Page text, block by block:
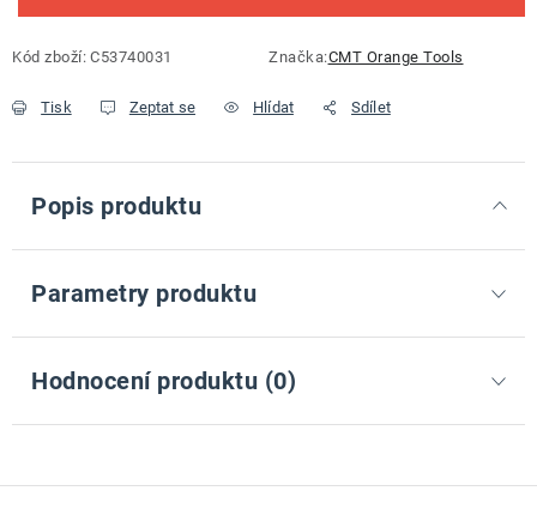
Kód zboží: C53740031 Značka:CMT Orange Tools
Tisk Zeptat se Hlídat Sdílet
Popis produktu
Parametry produktu
Hodnocení produktu (0)